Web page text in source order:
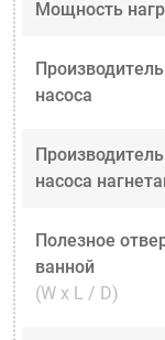
Мощность
насоса
насоса
Полезное
ванной
(W x L / D)